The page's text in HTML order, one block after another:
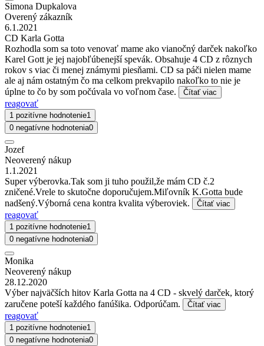
Simona Dupkalova
Overený zákazník
6.1.2021
CD Karla Gotta
Rozhodla som sa toto venovať mame ako vianočný darček nakoľko
Karel Gott je jej najobľúbenejší spevák. Obsahuje 4 CD z rôznych
rokov s viac či menej známymi piesňami. CD sa páči nielen mame
ale aj nám ostatným čo ma celkom prekvapilo nakoľko to nie je
úplne to čo by som počúvala vo voľnom čase.
Čítať viac
reagovať
1 pozitívne hodnotenie1
0 negatívne hodnotenia0
Jozef
Neoverený nákup
1.1.2021
Super výberovka.Tak som ji tuho použil,že mám CD č.2
zničené.Vrele to skutočne doporučujem.Miľovník K.Gotta bude
nadšený.Výborná cena kontra kvalita výberoviek.
Čítať viac
reagovať
1 pozitívne hodnotenie1
0 negatívne hodnotenia0
Monika
Neoverený nákup
28.12.2020
Výber najväčších hitov Karla Gotta na 4 CD - skvelý darček, ktorý
zaručene poteší každého fanúšika. Odporúčam.
Čítať viac
reagovať
1 pozitívne hodnotenie1
0 negatívne hodnotenia0